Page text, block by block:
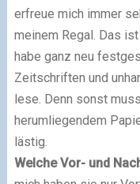
erfreue mich immer
meinem Regal. Das
habe ganz neu
Zeitschriften und
lese. Denn sonst
herumliegendem
lästig.
Welche Vor- und